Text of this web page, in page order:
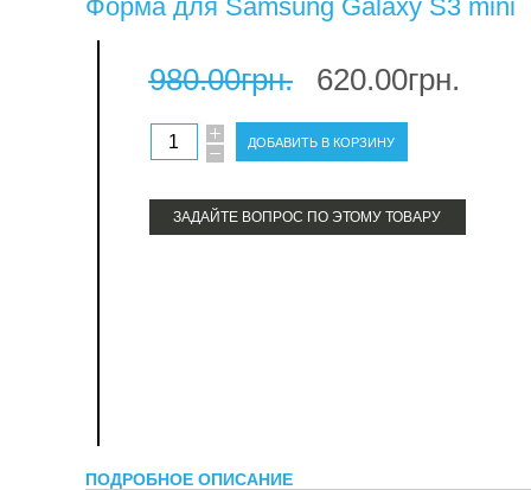
Форма для Samsung Galaxy S3 mini
980.00грн. 620.00грн.
ЗАДАЙТЕ ВОПРОС ПО ЭТОМУ ТОВАРУ
ПОДРОБНОЕ ОПИСАНИЕ